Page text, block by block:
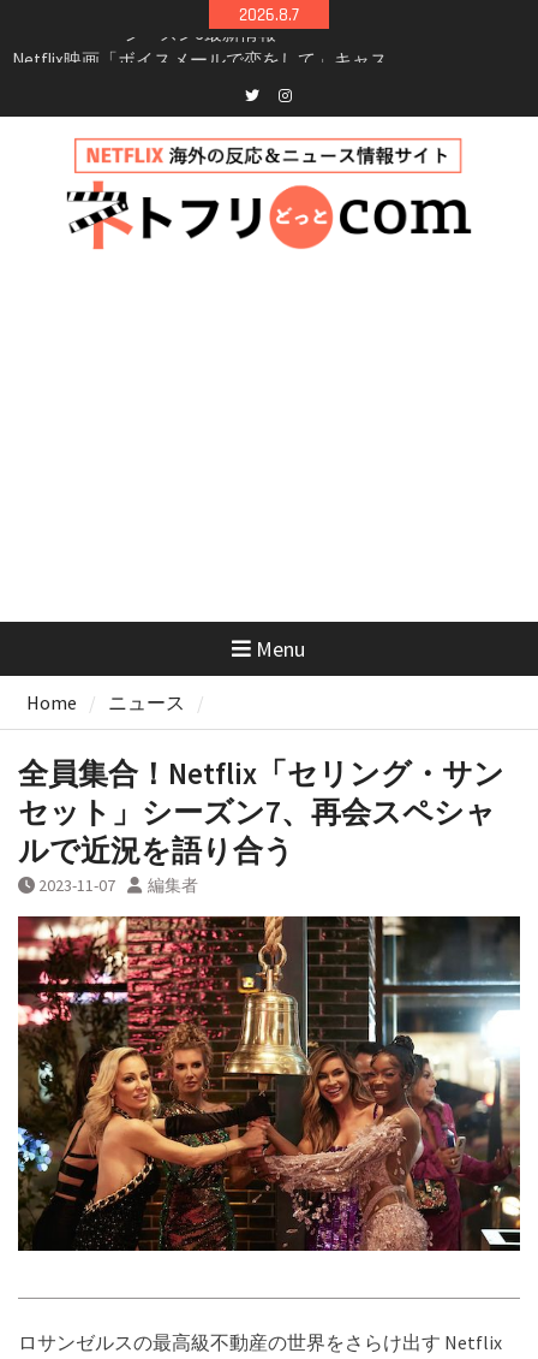
2026.8.7
Netflix映画「ボイスメールで恋をして」キャス
イッチ主演ロマコメ
新決定！2027年撮影開始へ
兄弟大騒動のコメディ映画「リトル・ブラザ
ー」がNetflixで配信！─キャスト・あらすじ・
見どころまとめ
Twitterinstagram
Menu
Home ニュース
全員集合！Netflix「セリング・サン
セット」シーズン7、再会スペシャ
ルで近況を語り合う
2023-11-07 編集者
ロサンゼルスの最高級不動産の世界をさらけ出す Netflix